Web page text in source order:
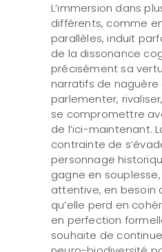
L’immersion dans
différents, comme
parallèles, induit
de la dissonance
précisément sa
narratifs de naguère
parlementer,
se compromettre
de l’ici-maintenant.
contrainte de
personnage
gagne en
attentive, en besoin
qu’elle perd en
en perfection
souhaite de